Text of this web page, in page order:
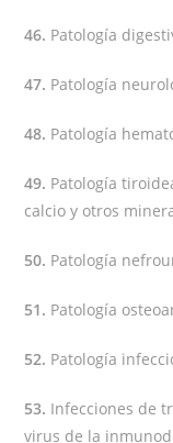
46. Patología
47. Patología
48. Patología
49. Patología
calcio y otros
50. Patología
51. Patología
52. Patología
53. Infecciones de
virus de la